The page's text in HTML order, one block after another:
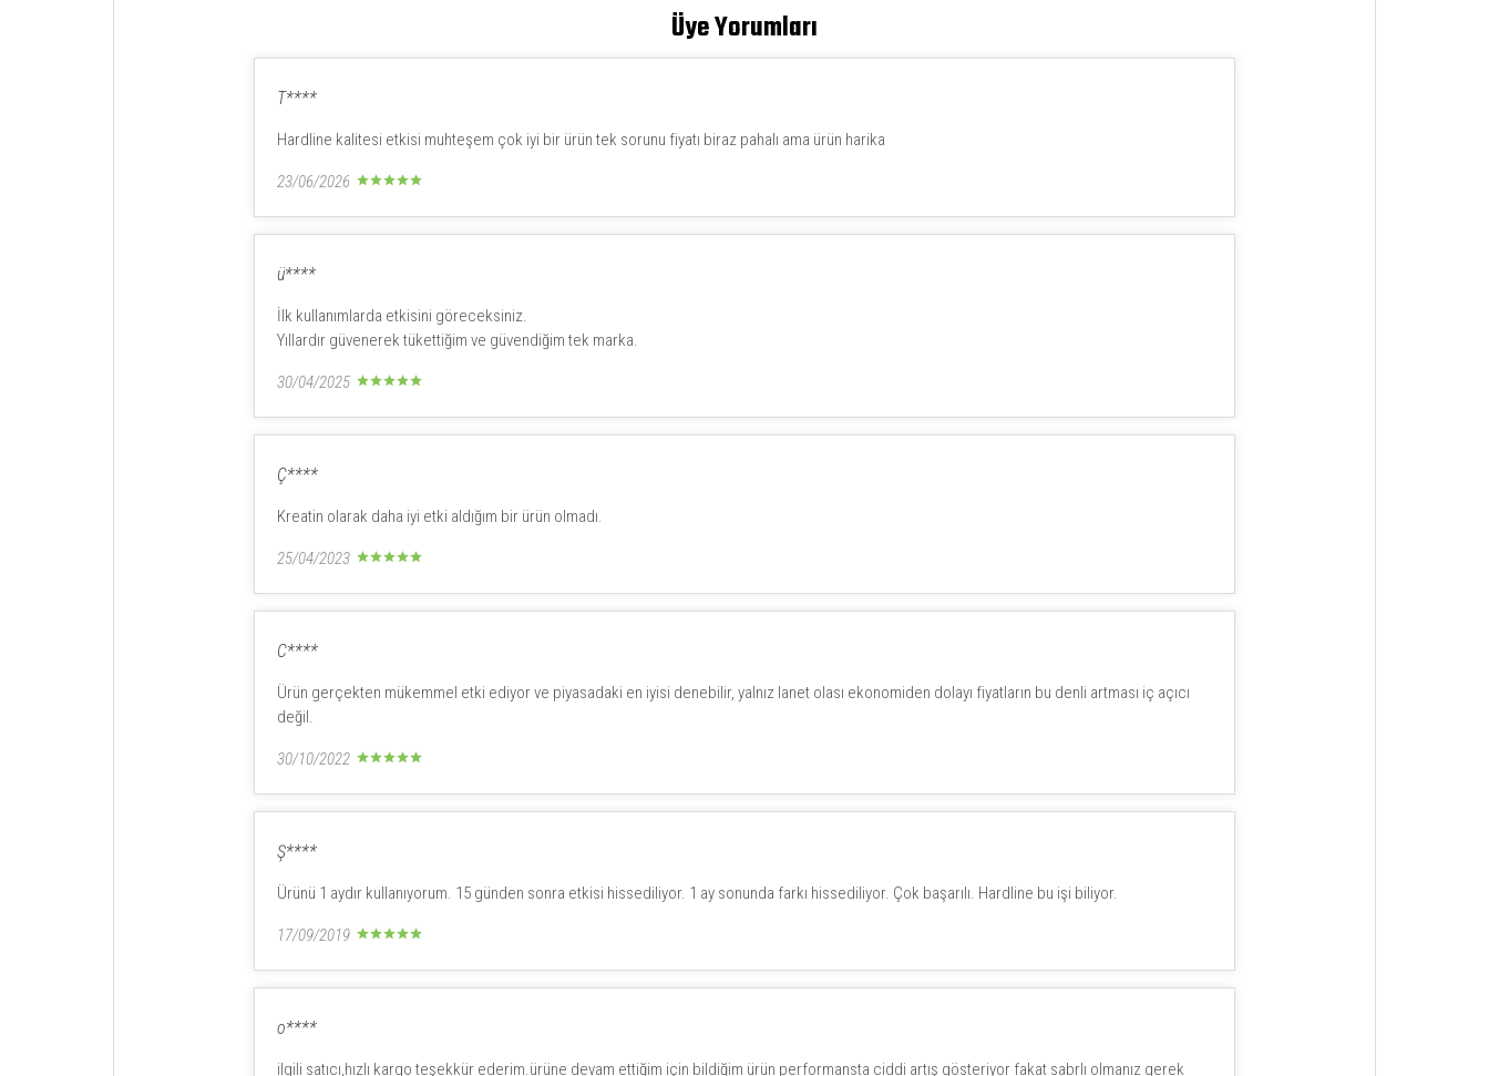
Üye Yorumları
T****
Hardline kalitesi etkisi muhteşem çok iyi bir ürün tek sorunu fiyatı biraz pahalı ama ürün harika
23/06/2026
ü****
İlk kullanımlarda etkisini göreceksiniz.
Yıllardır güvenerek tükettiğim ve güvendiğim tek marka.
30/04/2025
Ç****
Kreatin olarak daha iyi etki aldığım bir ürün olmadı.
25/04/2023
C****
Ürün gerçekten mükemmel etki ediyor ve piyasadaki en iyisi denebilir, yalnız lanet olası ekonomiden dolayı fiyatların bu denli artması iç açıcı
değil.
30/10/2022
Ş****
Ürünü 1 aydır kullanıyorum. 15 günden sonra etkisi hissediliyor. 1 ay sonunda farkı hissediliyor. Çok başarılı. Hardline bu işi biliyor.
17/09/2019
o****
ilgili satıcı,hızlı kargo teşekkür ederim.ürüne devam ettiğim için bildiğim ürün performansta ciddi artış gösteriyor fakat sabrlı olmanız gerek